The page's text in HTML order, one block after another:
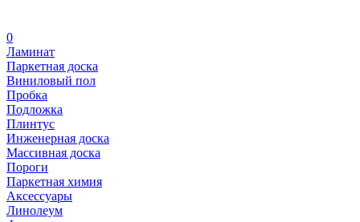
0
Ламинат
Паркетная доска
Виниловый пол
Пробка
Подложка
Плинтус
Инженерная доска
Массивная доска
Пороги
Паркетная химия
Аксессуары
Линолеум